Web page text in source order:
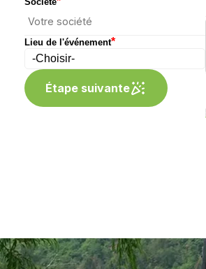
Lieu de l'événement*
Étape suivante